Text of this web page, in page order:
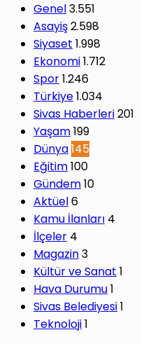
Genel3.551
Asayiş2.598
Siyaset 1.998
Ekonomi1.712
Spor1.246
Türkiye1.034
Sivas Haberleri201
Yaşam199
Dünya145
Eğitim100
Gündem10
Aktüel6
Kamu İlanları 4
İlçeler 4
Magazin3
Kültür ve Sanat 1
Hava Durumu1
Sivas Belediyesi1
Teknoloji1